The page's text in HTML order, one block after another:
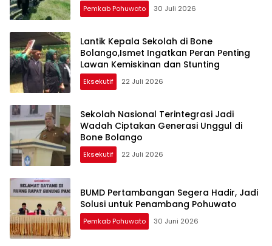
Pemkab Pohuwato 30 Juli 2026
Lantik Kepala Sekolah di Bone
Bolango,Ismet Ingatkan Peran Penting
Lawan Kemiskinan dan Stunting
Eksekutif 22 Juli 2026
Sekolah Nasional Terintegrasi Jadi
Wadah Ciptakan Generasi Unggul di
Bone Bolango
Eksekutif 22 Juli 2026
BUMD Pertambangan Segera Hadir, Jadi
Solusi untuk Penambang Pohuwato
Pemkab Pohuwato 30 Juni 2026